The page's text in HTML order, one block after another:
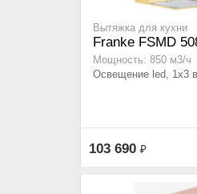
Вытяжка для кухни
Franke FSMD
Мощность: 850 м3/ч
Освещение led, 1x3
103 690 ₽